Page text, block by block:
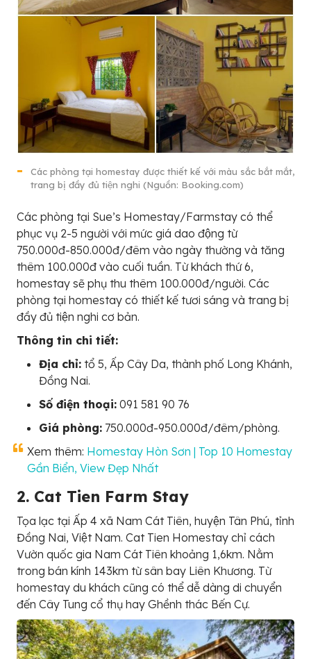
Các phòng tại homestay được thiết kế với màu sắc bắt mắt,
trang bị đầy đủ tiện nghi (Nguồn: Booking.com)
Các phòng tại Sue’s Homestay/Farmstay có thể
phục vụ 2-5 người với mức giá dao động từ
750.000đ-850.000đ/đêm vào ngày thường và tăng
thêm 100.000đ vào cuối tuần. Từ khách thứ 6,
homestay sẽ phụ thu thêm 100.000đ/người. Các
phòng tại homestay có thiết kế tươi sáng và trang bị
đầy đủ tiện nghi cơ bản.
Thông tin chi tiết:
Địa chỉ: tổ 5, Ấp Cây Da, thành phố Long Khánh,
Đồng Nai.
Số điện thoại: 091 581 90 76
Giá phòng: 750.000đ-950.000đ/đêm/phòng.
Xem thêm: Homestay Hòn Sơn | Top 10 Homestay
Gần Biển, View Đẹp Nhất
2. Cat Tien Farm Stay
Tọa lạc tại Ấp 4 xã Nam Cát Tiên, huyện Tân Phú, tỉnh
Đồng Nai, Việt Nam. Cat Tien Homestay chỉ cách
Vườn quốc gia Nam Cát Tiên khoảng 1,6km. Nằm
trong bán kính 143km từ sân bay Liên Khương. Từ
homestay du khách cũng có thể dễ dàng di chuyển
đến Cây Tung cổ thụ hay Ghềnh thác Bến Cự.